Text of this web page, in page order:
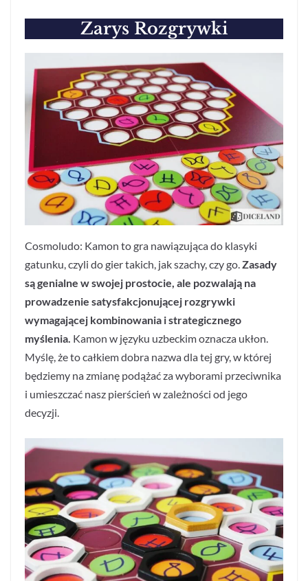
Zarys Rozgrywki
Cosmoludo: Kamon to gra nawiązująca do klasyki
gatunku, czyli do gier takich, jak szachy, czy go. Zasady
są genialne w swojej prostocie, ale pozwalają na
prowadzenie satysfakcjonującej rozgrywki
wymagającej kombinowania i strategicznego
myślenia. Kamon w języku uzbeckim oznacza ukłon.
Myślę, że to całkiem dobra nazwa dla tej gry, w której
będziemy na zmianę podążać za wyborami przeciwnika
i umieszczać nasz pierścień w zależności od jego
decyzji.